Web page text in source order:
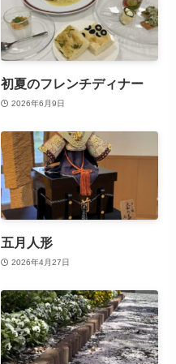
初夏のフレンチディナー
2026年6月9日
五月人形
2026年4月27日